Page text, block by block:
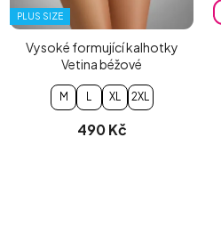
PLUS SIZE
Vysoké formující kalhotky
Vetina béžové
M L XL 2XL
490 Kč